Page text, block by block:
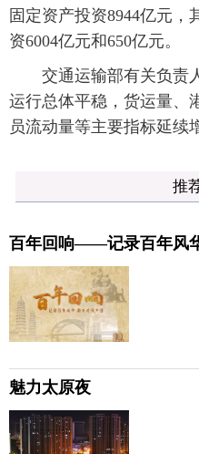
固定资产投资8944亿元
资6004亿元和650亿元。
交通运输部有关负责
运行总体平稳，货运量、
员流动量等主要指标延续
推
百年回响——记录百年风
魅力太原夜